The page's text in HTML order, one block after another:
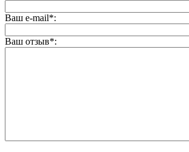
Ваш e-mail*:
Ваш отзыв*: